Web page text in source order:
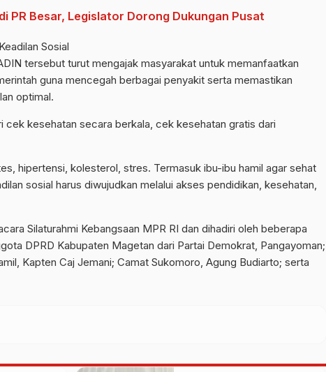
PR Besar, Legislator Dorong Dukungan Pusat
Sosial
tersebut turut mengajak masyarakat untuk memanfaatkan
guna mencegah berbagai penyakit serta memastikan
optimal.
cek kesehatan secara berkala, cek kesehatan gratis dari
hipertensi, kolesterol, stres. Termasuk ibu-ibu hamil agar sehat
sosial harus diwujudkan melalui akses pendidikan, kesehatan,
Silaturahmi Kebangsaan MPR RI dan dihadiri oleh beberapa
DPRD Kabupaten Magetan dari Partai Demokrat, Pangayoman;
Kapten Caj Jemani; Camat Sukomoro, Agung Budiarto; serta